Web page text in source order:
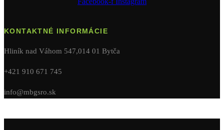
KONTAKTNÉ INFORMÁCIE
Hliník nad Váhom 547,014 01 Bytča
+421 910 671 745
info@mbgsro.sk